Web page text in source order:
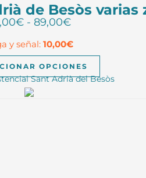
de Besòs varias
€ - 89,00€Rango
precios:
desde
36,00€
hasta
y señal: 10,00€
OPCIONES
producto
Sant Adrià del Besòs